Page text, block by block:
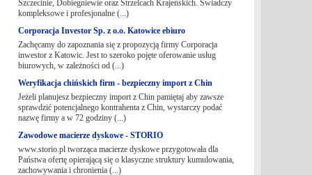
Szczecinie, Dobiegniewie oraz Strzelcach Krajeńskich. Świadczy
kompleksowe i profesjonalne (...)
Corporacja Investor Sp. z o.o. Katowice ebiuro
Zachęcamy do zapoznania się z propozycją firmy Corporacja
inwestor z Katowic. Jest to szeroko pojęte oferowanie usług
biurowych, w zależności od (...)
Weryfikacja chińskich firm - bezpieczny import z Chin
Jeżeli planujesz bezpieczny import z Chin pamiętaj aby zawsze
sprawdzić potencjalnego kontrahenta z Chin, wystarczy podać
nazwę firmy a w 72 godziny (...)
Zawodowe macierze dyskowe - STORIO
www.storio.pl tworząca macierze dyskowe przygotowała dla
Państwa ofertę opierającą się o klasyczne struktury kumulowania,
zachowywania i chronienia (...)